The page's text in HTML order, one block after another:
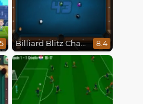
Billiard Blitz Challenge 8.4